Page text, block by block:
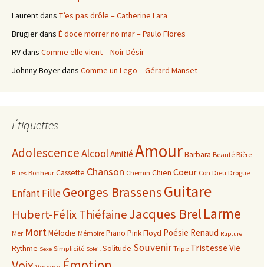
Laurentdans T’es pas drôle – Catherine Lara
Brugierdans É doce morrer no mar – Paulo Flores
RVdans Comme elle vient – Noir Désir
Johnny Boyerdans Comme un Lego – Gérard Manset
Étiquettes
AdolescenceAlcoolAmitié AmourBarbara Beauté Bière
Blues Bonheur Cassette Chanson Chemin Chien Coeur Con Dieu Drogue
EnfantFilleGeorges BrassensGuitare
Hubert-Félix ThiéfaineJacques Brel Larme
Mer MortMélodie Mémoire Piano Pink Floyd Poésie Renaud Rupture
Rythme Sexe Simplicité Soleil Solitude Souvenir Tripe Tristesse Vie